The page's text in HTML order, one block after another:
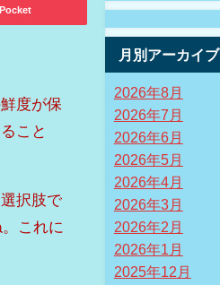
Pocket
度が保
こと
択肢で
これに
月別アーカイブ
2026年8月
2026年7月
2026年6月
2026年5月
2026年4月
2026年3月
2026年2月
2026年1月
2025年12月